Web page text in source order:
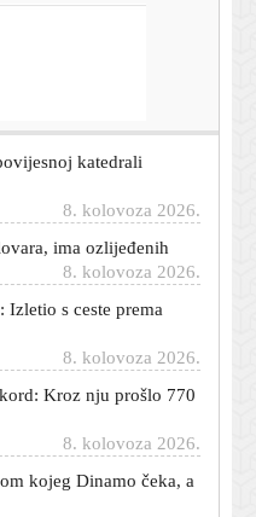
je ubila starijeg
ima ozlijeđenih
8. kolovoza 2026.
s ceste prema
Kroz nju prošlo 770
kojeg Dinamo čeka, a